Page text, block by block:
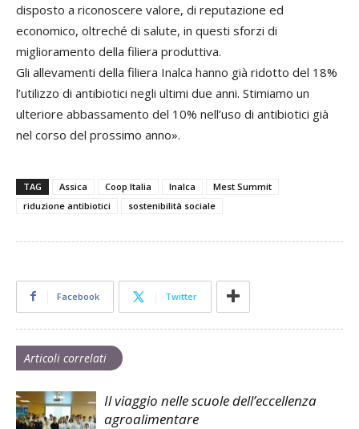
disposto a riconoscere valore, di reputazione ed
economico, oltreché di salute, in questi sforzi di
miglioramento della filiera produttiva.
Gli allevamenti della filiera Inalca hanno già ridotto del 18%
l’utilizzo di antibiotici negli ultimi due anni. Stimiamo un
ulteriore abbassamento del 10% nell’uso di antibiotici già
nel corso del prossimo anno».
TAG Assica Coop Italia Inalca
Mest Summit
riduzione antibiotici
sostenibilità sociale
Facebook Twitter
Articoli correlati
Il viaggio nelle scuole dell’eccellenza
agroalimentare